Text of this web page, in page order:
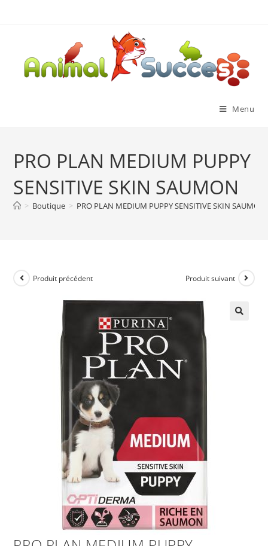
Menu
PRO PLAN MEDIUM PUPPY
SENSITIVE SKIN SAUMON
> Boutique > PRO PLAN MEDIUM PUPPY SENSITIVE SKIN SAUMON
Produit précédent Produit suivant